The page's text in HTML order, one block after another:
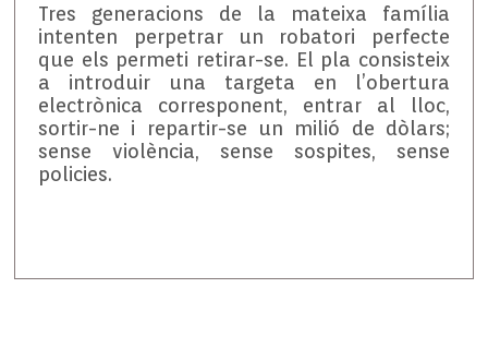
Tres generacions de la mateixa família
intenten perpetrar un robatori perfecte
que els permeti retirar-se. El pla consisteix
a introduir una targeta en l’obertura
electrònica corresponent, entrar al lloc,
sortir-ne i repartir-se un milió de dòlars;
sense violència, sense sospites, sense
policies.